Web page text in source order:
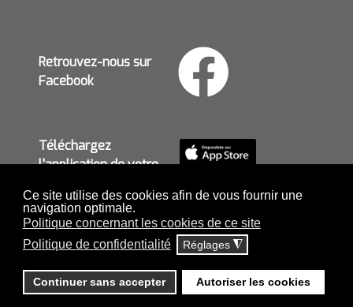
Ce site utilise des cookies afin de vous fournir une
navigation optimale.
Politique concernant les cookies de ce site
Politique de confidentialité
Réglages ◮
Continuer sans accepter Autoriser les cookies
Retrouvez-nous sur
Facebook
Téléchargez
l'application de votre
CONFIDENTIALITÉ-POLITIQUE CONCERNANT LES